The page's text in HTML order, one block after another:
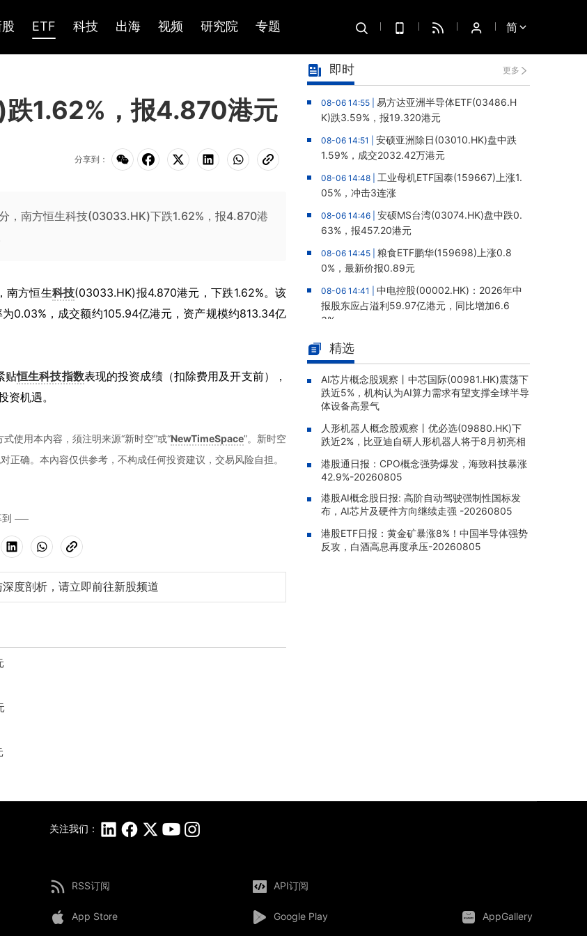
ETF 科技 出海 视频 研究院 专题 简
1.62%，报4.870港元
分享到：
，南方恒生科技(03033.HK)下跌1.62%，报4.870港
南方恒生科技(03033.HK)报4.870港元，下跌1.62%。该
0.03%，成交额约105.94亿港元，资产规模约813.34亿
贴恒生科技指数表现的投资成绩（扣除费用及开支前），
机遇。
使用本内容，须注明来源“新时空”或“NewTimeSpace”。新时空
确。本內容仅供参考，不构成任何投资建议，交易风险自担。
度剖析，请立即前往新股频道
即时 更多
08-06 14:55 | 易方达亚洲半导体ETF(03486.H
K)跌3.59%，报19.320港元
08-06 14:51 | 安硕亚洲除日(03010.HK)盘中跌
1.59%，成交2032.42万港元
08-06 14:48 | 工业母机ETF国泰(159667)上涨1.
05%，冲击3连涨
08-06 14:46 | 安硕MS台湾(03074.HK)盘中跌0.
63%，报457.20港元
08-06 14:45 | 粮食ETF鹏华(159698)上涨0.8
0%，最新价报0.89元
08-06 14:41 | 中电控股(00002.HK)：2026年中
报股东应占溢利59.97亿港元，同比增加6.6
3%
08-06 14:39 |
报股东应占溢利36.31亿港元，同比扭亏为盈
08-06 14:38 |机器人ETF南方(159258)下跌1.3
9%，近1周规模增长2.02亿元
中报股东应占亏损1.76亿港元，亏损同比收窄9
2.69%
08-06 14:37 | 太古股份公司A(00019.HK)：202
730.55%
精选
AI芯片概念股观察丨中芯国际(00981.HK)震荡下
跌近5%，机构认为AI算力需求有望支撑全球半导
体设备高景气
人形机器人概念股观察丨优必选(09880.HK)下
跌近2%，比亚迪自研人形机器人将于8月初亮相
港股通日报：CPO概念强势爆发，海致科技暴涨
42.9%-20260805
港股AI概念股日报: 高阶自动驾驶强制性国标发
布，AI芯片及硬件方向继续走强 -20260805
港股ETF日报：黄金矿暴涨8%！中国半导体强势
反攻，白酒高息再度承压-20260805
关注我们：
RSS订阅 API订阅
App Store Google Play AppGallery